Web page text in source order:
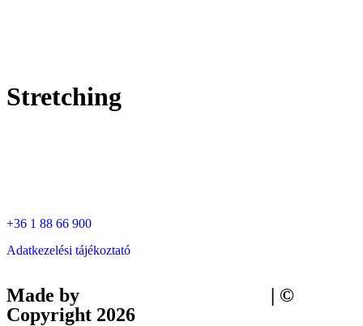
Stretching
+36 1 88 66 900
Adatkezelési tájékoztató
Made by
| ©
Copyright 2026